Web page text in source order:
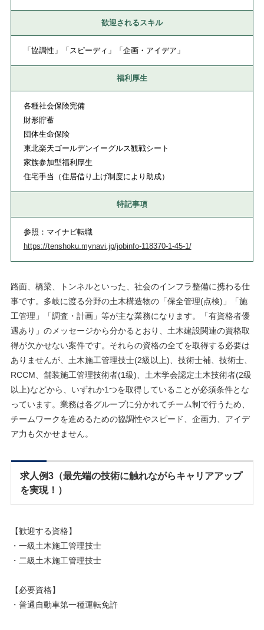
歓迎されるスキル
「協調性」「スピーディ」「企画・アイデア」
福利厚生
各種社会保険完備
財形貯蓄
団体生命保険
東北楽天ゴールデンイーグルス観戦シート
家族参加型福利厚生
住宅手当（住居借り上げ制度により助成）
特記事項
参照：マイナビ転職
https://tenshoku.mynavi.jp/jobinfo-118370-1-45-1/
路面、橋梁、トンネルといった、社会のインフラ整備に携わる仕
事です。多岐に渡る分野の土木構造物の「保全管理(点検)」「施
工管理」「調査・計画」等が主な業務になります。「有資格者優
遇あり」のメッセージから分かるとおり、土木建設関連の資格取
得が欠かせない案件です。それらの資格の全てを取得する必要は
ありませんが、土木施工管理技士(2級以上)、技術士補、技術士、
RCCM、舗装施工管理技術者(1級)、土木学会認定土木技術者(2級
以上)などから、いずれか1つを取得していることが必須条件とな
っています。業務は各グループに分かれてチーム制で行うため、
チームワークを進めるための協調性やスピード、企画力、アイデ
ア力も欠かせません。
求人例3（最先端の技術に触れながらキャリアアップ
を実現！）
【歓迎する資格】
・一級土木施工管理技士
・二級土木施工管理技士
【必要資格】
・普通自動車第一種運転免許